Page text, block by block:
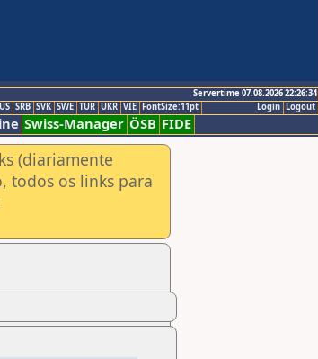
Servertime 07.08.2026 22:26:34
Logout
Login
SRB SVK SWE TUR UKR VIE FontSize:11pt
Swiss-Manager ÖSB FIDE
(diariamente
todos os links para